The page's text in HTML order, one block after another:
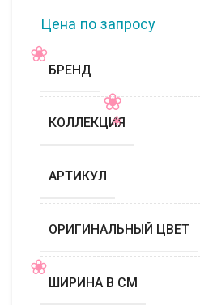
Цена по запросу
БРЕНД
КОЛЛЕКЦИЯ
АРТИКУЛ
ОРИГИНАЛЬНЫЙ ЦВЕТ
ШИРИНА В СМ